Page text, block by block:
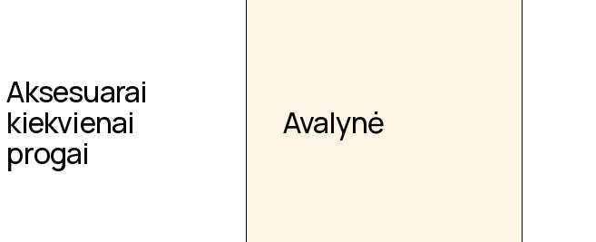
Aksesuarai
kiekvienai
progai
Avalynė